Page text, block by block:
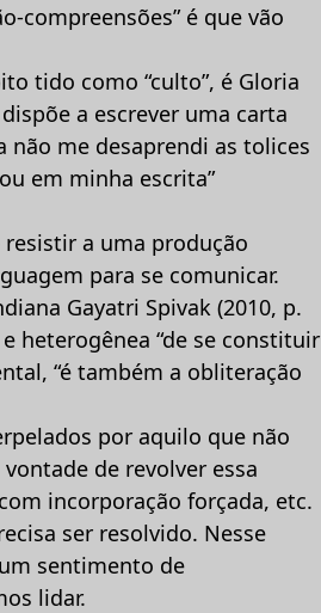
compreensões” é que vão
tido como “culto”, é Gloria
a escrever uma carta
não me desaprendi as tolices
em minha escrita”
a uma produção
para se comunicar.
Gayatri Spivak (2010, p.
heterogênea “de se constituir
“é também a obliteração
por aquilo que não
de revolver essa
incorporação forçada, etc.
ser resolvido. Nesse
sentimento de
lidar.